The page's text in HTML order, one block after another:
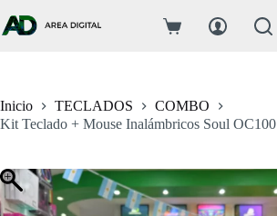
al
contenido
Carro
Inicio TECLADOS
COMBO
Kit Teclado + Mouse Inalámbricos Soul OC100